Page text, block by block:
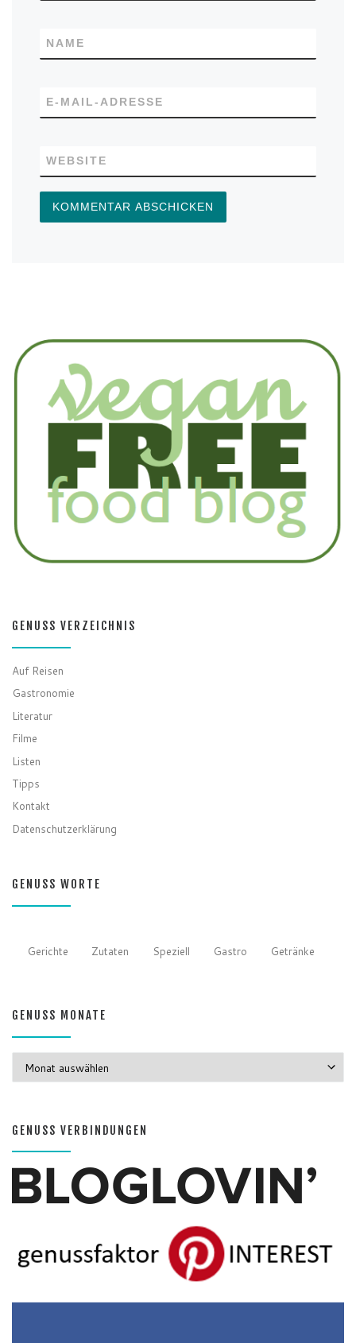
NAME
E-MAIL-ADRESSE
WEBSITE
GENUSS VERZEICHNIS
Auf Reisen
Gastronomie
Literatur
Filme
Listen
Tipps
Kontakt
Datenschutzerklärung
GENUSS WORTE
Gerichte Zutaten Speziell Gastro Getränke
GENUSS MONATE
GENUSS VERBINDUNGEN